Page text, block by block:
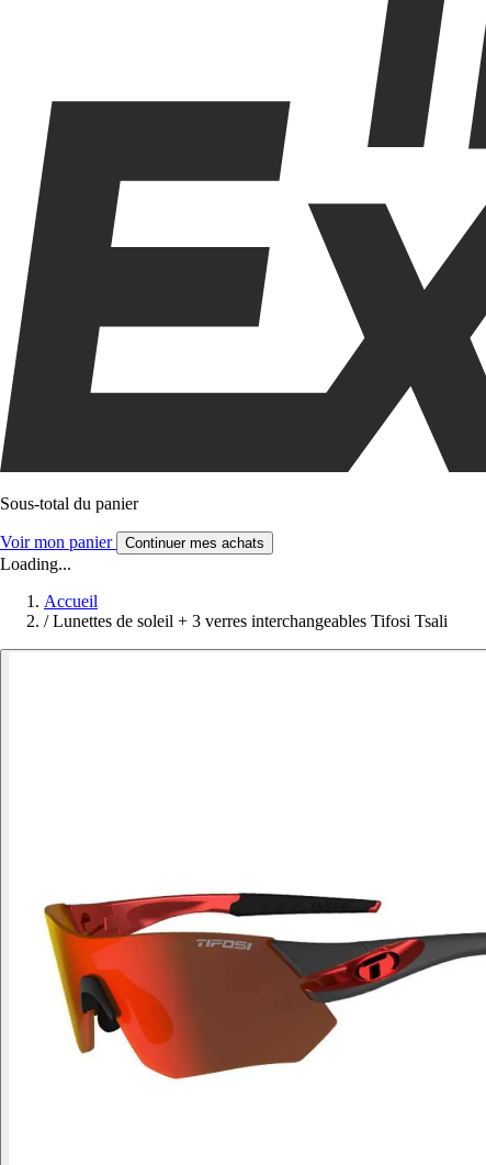
Sous-total du panier
Voir mon panier Continuer mes achats
Loading...
Accueil
/ Lunettes de soleil + 3 verres interchangeables Tifosi Tsali